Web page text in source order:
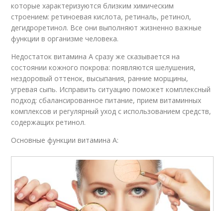
которые характеризуются близким химическим
строением: ретиноевая кислота, ретиналь, ретинол,
дегидроретинол. Все они выполняют жизненно важные
функции в организме человека.
Недостаток витамина А сразу же сказывается на
состоянии кожного покрова: появляются шелушения,
нездоровый оттенок, высыпания, ранние морщины,
угревая сыпь. Исправить ситуацию поможет комплексный
подход: сбалансированное питание, прием витаминных
комплексов и регулярный уход с использованием средств,
содержащих ретинол.
Основные функции витамина А: